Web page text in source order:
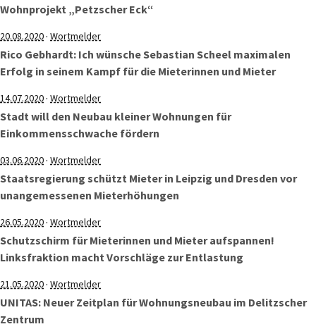
Wohnprojekt „Petzscher Eck“
20.08.2020· Wortmelder
Rico Gebhardt: Ich wünsche Sebastian Scheel maximalen
Erfolg in seinem Kampf für die Mieterinnen und Mieter
14.07.2020· Wortmelder
Stadt will den Neubau kleiner Wohnungen für
Einkommensschwache fördern
03.06.2020· Wortmelder
Staatsregierung schützt Mieter in Leipzig und Dresden vor
unangemessenen Mieterhöhungen
26.05.2020· Wortmelder
Schutzschirm für Mieterinnen und Mieter aufspannen!
Linksfraktion macht Vorschläge zur Entlastung
21.05.2020· Wortmelder
UNITAS: Neuer Zeitplan für Wohnungsneubau im Delitzscher
Zentrum